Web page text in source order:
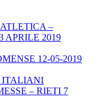
–
APRILE 2019
12-05-2019
ITALIANI
– RIETI 7